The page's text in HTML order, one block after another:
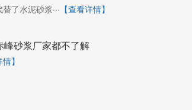
了水泥砂浆··· 【查看详情】
砂浆厂家都不了解
】